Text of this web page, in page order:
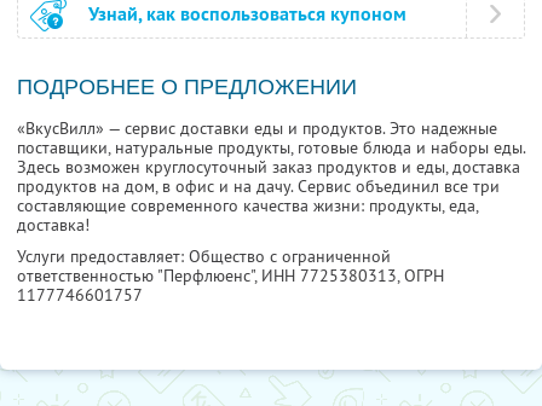
Узнай, как воспользоваться купоном
ПОДРОБНЕЕ О ПРЕДЛОЖЕНИИ
«ВкусВилл» — сервис доставки еды и продуктов. Это надежные
поставщики, натуральные продукты, готовые блюда и наборы еды.
Здесь возможен круглосуточный заказ продуктов и еды, доставка
продуктов на дом, в офис и на дачу. Сервис объединил все три
составляющие современного качества жизни: продукты, еда,
доставка!
Услуги предоставляет: Общество с ограниченной
ответственностью "Перфлюенс", ИНН 7725380313, ОГРН
1177746601757